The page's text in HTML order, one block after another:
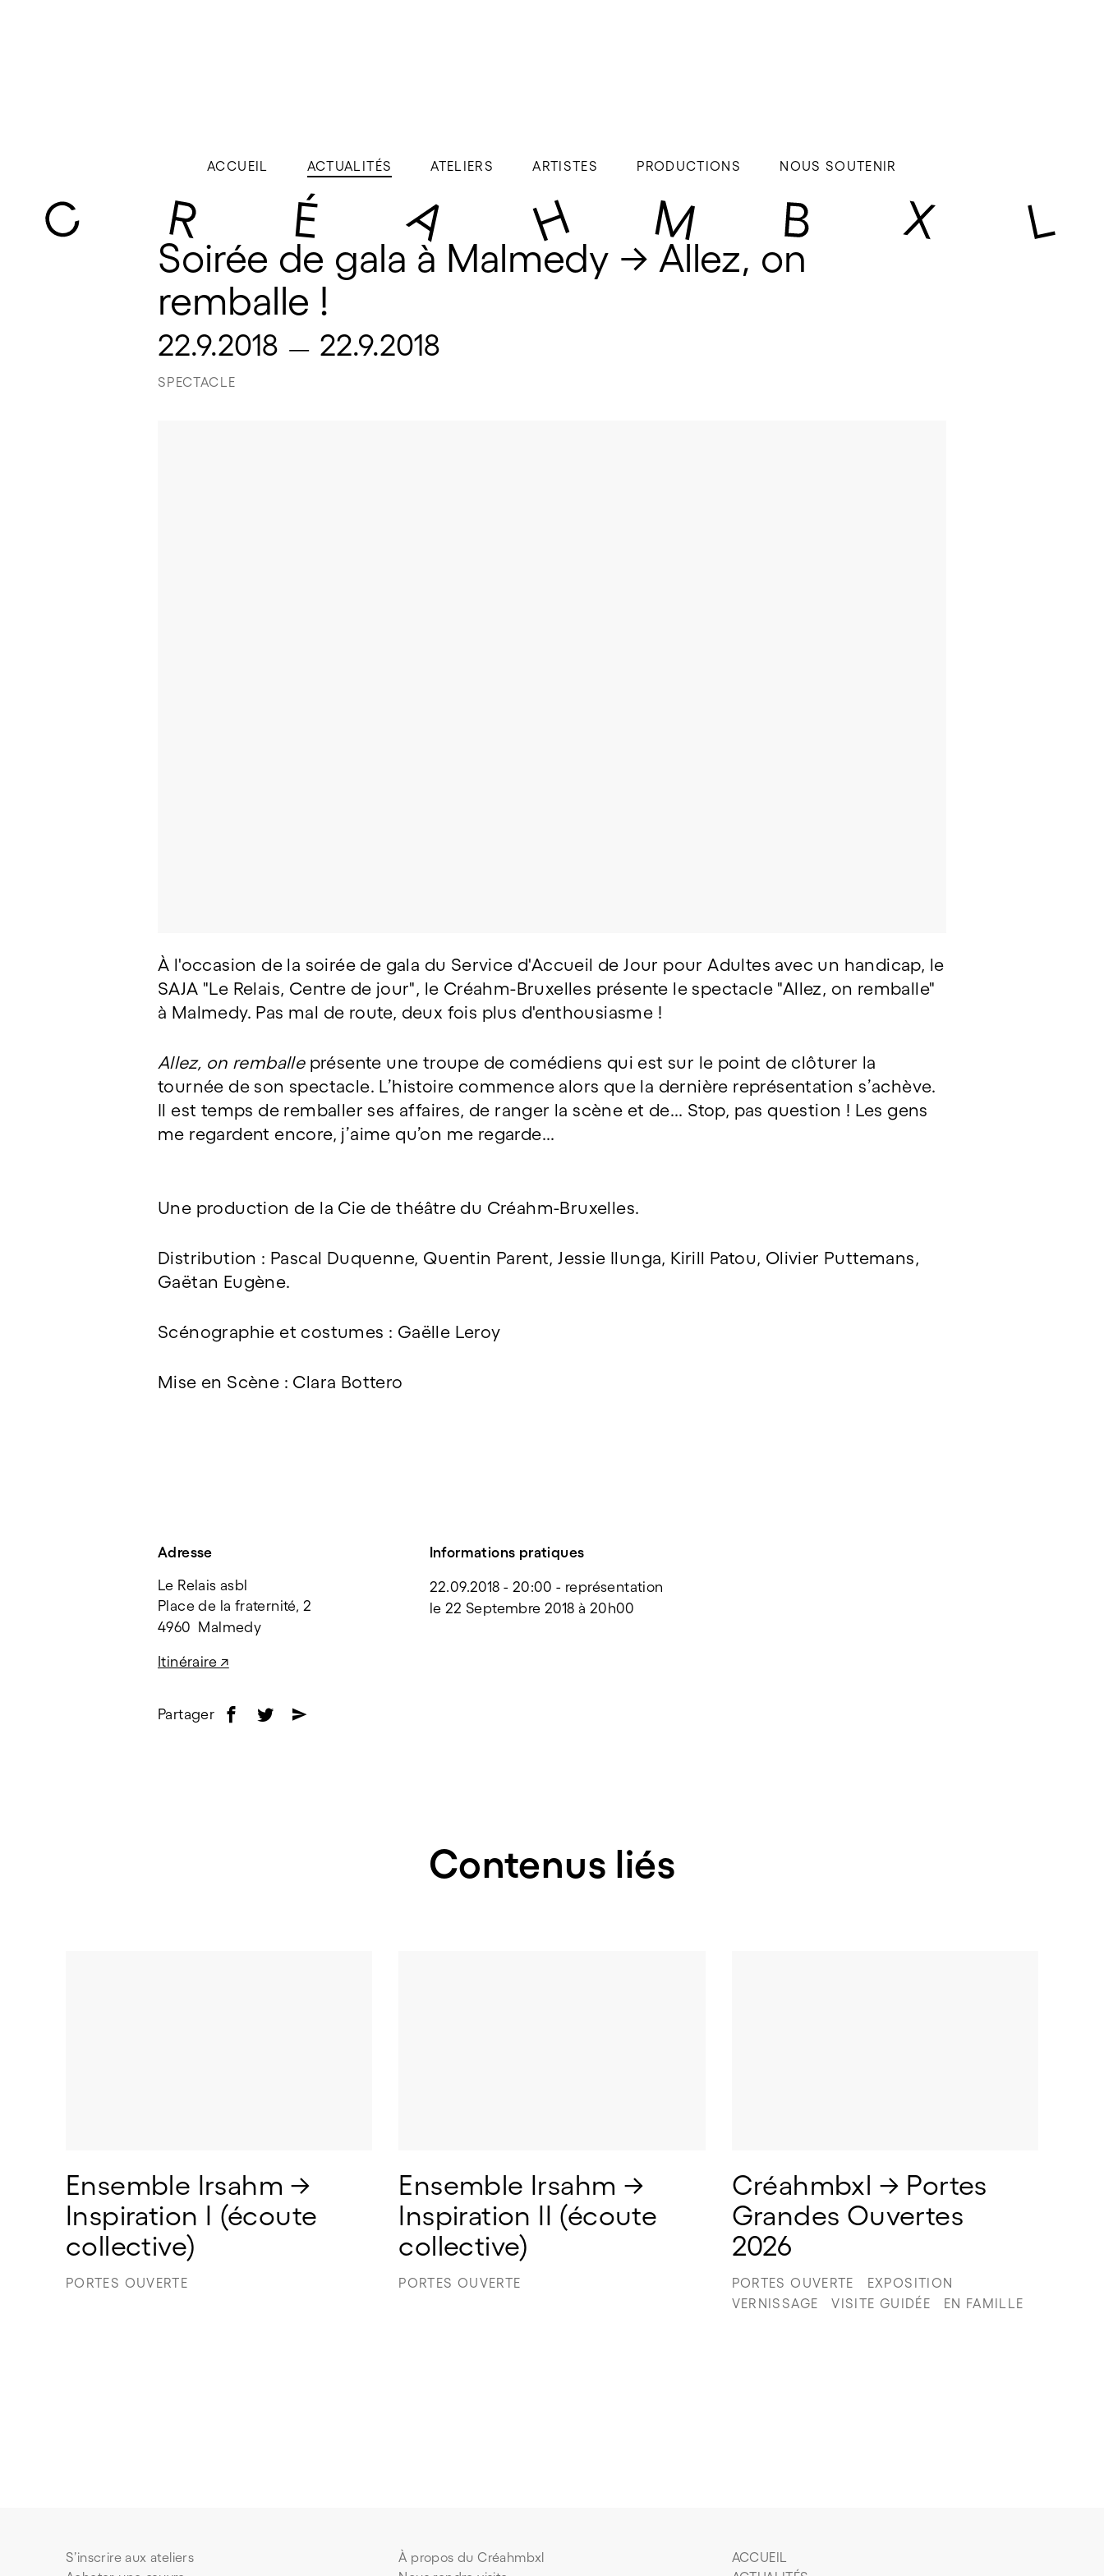
ACCUEIL ACTUALITÉS ATELIERS ARTISTES PRODUCTIONS NOUS SOUTENIR
Soirée de gala à Malmedy → Allez, on
remballe !
22.9.2018 — 22.9.2018
SPECTACLE
À l'occasion de la soirée de gala du Service d'Accueil de Jour pour Adultes avec un handicap, le
SAJA "Le Relais, Centre de jour", le Créahm-Bruxelles présente le spectacle "Allez, on remballe"
à Malmedy. Pas mal de route, deux fois plus d'enthousiasme !
Allez, on remballeprésente une troupe de comédiens qui est sur le point de clôturer la
tournée de son spectacle. L’histoire commence alors que la dernière représentation s’achève.
Il est temps de remballer ses affaires, de ranger la scène et de... Stop, pas question ! Les gens
me regardent encore, j’aime qu’on me regarde...
Une production de la Cie de théâtre du Créahm-Bruxelles.
Distribution : Pascal Duquenne, Quentin Parent, Jessie Ilunga, Kirill Patou, Olivier Puttemans,
Gaëtan Eugène.
Scénographie et costumes : Gaëlle Leroy
Mise en Scène : Clara Bottero
Adresse
Le Relais asbl
Place de la fraternité, 2
4960  Malmedy
Itinéraire ↗
Informations pratiques
22.09.2018 - 20:00 - représentation
le 22 Septembre 2018 à 20h00
Partager f t e
Contenus liés
Ensemble Irsahm →
Inspiration I (écoute
collective)
PORTES OUVERTE
Ensemble Irsahm →
Inspiration II (écoute
collective)
PORTES OUVERTE
Créahmbxl → Portes
Grandes Ouvertes
2026
PORTES OUVERTE
EXPOSITION
VERNISSAGE
VISITE GUIDÉE EN FAMILLE
S’inscrire aux ateliers
À propos du Créahmbxl
ACCUEIL